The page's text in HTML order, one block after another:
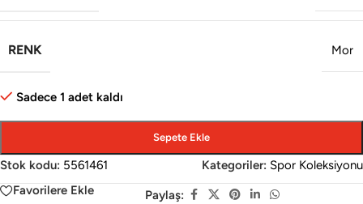
RENK Mor
Sadece 1 adet kaldı
Sepete Ekle
Stok kodu: 5561461 Kategoriler: Spor Koleksiyonu
Favorilere Ekle
Paylaş: